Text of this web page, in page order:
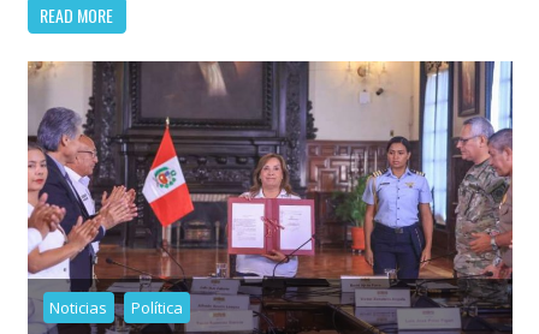
READ MORE
Noticias Política